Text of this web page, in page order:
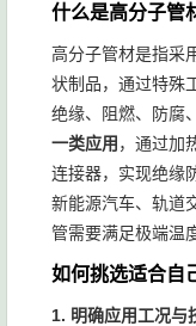
什么是高分子管
高分子管材是指采
状制品，通过特殊
绝缘、阻燃、防腐
一类应用 ，通过加
连接器，实现绝缘
新能源汽车、轨道
管需要满足极端温
如何挑选适合自
1. 明确应用工况与